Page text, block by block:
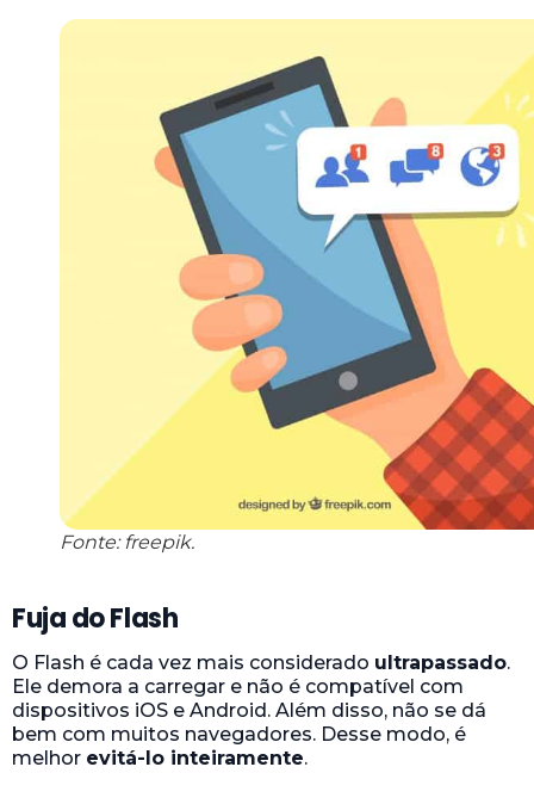
Fonte: freepik.
Fuja do Flash
O Flash é cada vez mais considerado ultrapassado.
Ele demora a carregar e não é compatível com
dispositivos iOS e Android. Além disso, não se dá
bem com muitos navegadores. Desse modo, é
melhor evitá-lo inteiramente.